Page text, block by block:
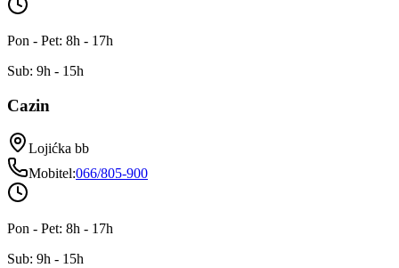
Pon - Pet: 8h - 17h
Sub: 9h - 15h
Cazin
Lojićka bb
Mobitel:066/805-900
Pon - Pet: 8h - 17h
Sub: 9h - 15h